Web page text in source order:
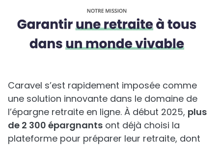
Caravel s’est rapidement imposée comme
une solution innovante dans le domaine de
l’épargne retraite en ligne. À début 2025, plus
de 2 300 épargnants ont déjà choisi la
plateforme pour préparer leur retraite, dont